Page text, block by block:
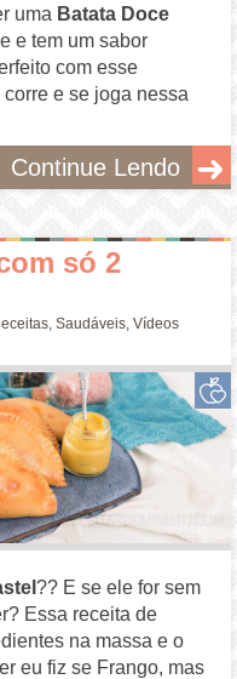
uma Batata Doce
e tem um sabor
com esse
e se joga nessa
Continue Lendo
só 2
,Saudáveis,Vídeos
?? E se ele for sem
Essa receita de
na massa e o
eu fiz se Frango, mas